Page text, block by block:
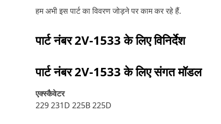
हम अभी इस पार्ट का विवरण जोड़ने पर काम कर रहे हैं.
पार्ट नंबर2V-1533के लिए विनिर्देश
पार्ट नंबर2V-1533के लिए संगत मॉडल
एक्स्कैवेटर
229 231D 225B 225D